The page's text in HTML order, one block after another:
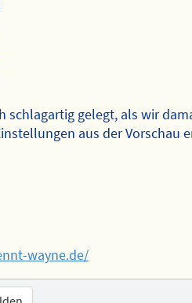
schlagartig gelegt, als wir
aus der Vorschau
wayne.de/